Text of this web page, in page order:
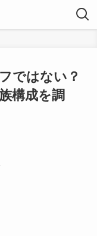
ではない？
構成を調